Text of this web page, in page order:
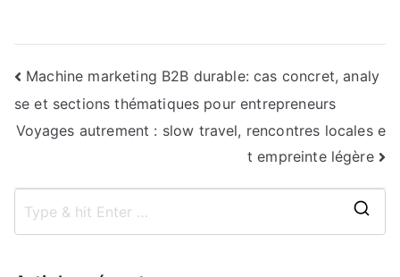
Navigation
de
Machine marketing B2B durable: cas concret, analy
se et sections thématiques pour entrepreneurs
Voyages autrement : slow travel, rencontres locales e
t empreinte légère